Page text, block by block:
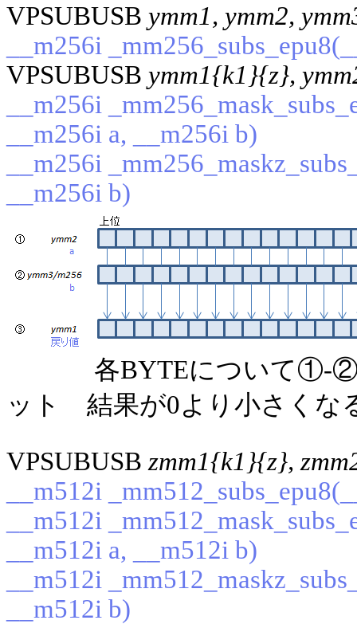
VPSUBUSB ymm1, ymm2,
__m256i
VPSUBUSB ymm1{k1}{z},
__m256i
__m256i a, __m256i b)
__m256i
__m256i b)
各BYTEについて①-
ット 結果が0より小さくな
VPSUBUSB zmm1{k1}{z},
__m512i
__m512i
__m512i a, __m512i b)
__m512i
__m512i b)